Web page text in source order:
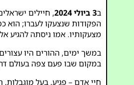
ב3 ביולי 2024 , חיילים
הפקודות שנצעקו לעברו; הוא
מצעקותיו. אמו ניסתה להגיע
במשך ימים, ההורים היו
במקום שבו פעם צפה בעולם
חיי אדם – פגיע, בעל מוגבלות,